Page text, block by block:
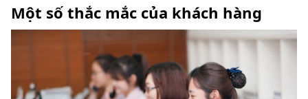
Một số thắc mắc của khách hàng